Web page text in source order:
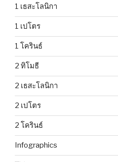
1 เธสะโลนิกา
1 เปโตร
1 โครินธ์
2 ทิโมธี
2 เธสะโลนิกา
2 เปโตร
2 โครินธ์
Infographics